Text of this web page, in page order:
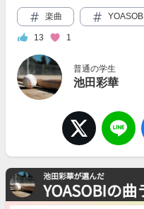
楽曲 YOASOBI
13 1
普通の学生
池田彩華